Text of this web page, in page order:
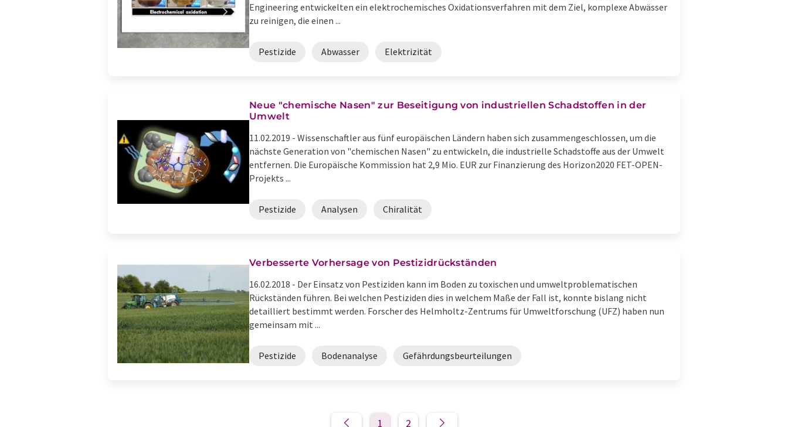
Engineering entwickelten ein elektrochemisches Oxidationsverfahren mit dem Ziel, komplexe Abwässer
zu reinigen, die einen ...
Pestizide Abwasser Elektrizität
Neue "chemische Nasen" zur Beseitigung von industriellen Schadstoffen in der
Umwelt
11.02.2019 - Wissenschaftler aus fünf europäischen Ländern haben sich zusammengeschlossen, um die
nächste Generation von "chemischen Nasen" zu entwickeln, die industrielle Schadstoffe aus der Umwelt
entfernen. Die Europäische Kommission hat 2,9 Mio. EUR zur Finanzierung des Horizon2020 FET-OPEN-
Projekts ...
Pestizide Analysen Chiralität
Verbesserte Vorhersage von Pestizidrückständen
16.02.2018 - Der Einsatz von Pestiziden kann im Boden zu toxischen und umweltproblematischen
Rückständen führen. Bei welchen Pestiziden dies in welchem Maße der Fall ist, konnte bislang nicht
detailliert bestimmt werden. Forscher des Helmholtz-Zentrums für Umweltforschung (UFZ) haben nun
gemeinsam mit ...
Pestizide Bodenanalyse Gefährdungsbeurteilungen
1 2